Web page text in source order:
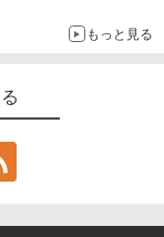
もっと見る